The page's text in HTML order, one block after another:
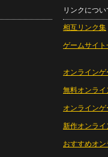
リンクについ
相互リンク集
ゲームサイト
オンラインゲ
無料オンライ
オンライン
新作オンライ
おすすめオ